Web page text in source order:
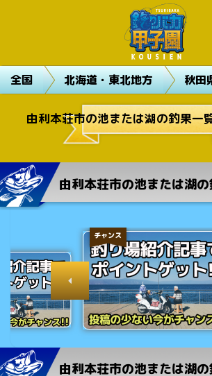
全国 北海道・東北地方 秋田
由利本荘市の池または湖の釣果一
由利本荘市の池または湖
チャンス
由利本荘市の池または湖